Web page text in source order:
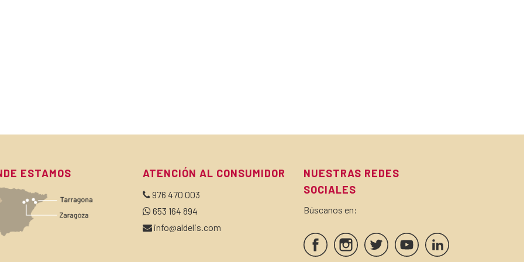
ESTAMOS ATENCIÓN AL CONSUMIDOR
976 470 003
653 164 894
info@aldelis.com
NUESTRAS REDES
SOCIALES
Búscanos en: